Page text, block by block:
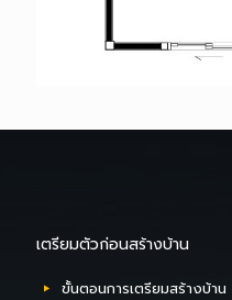
เตรียมตัวก่อนสร้างบ้าน
ขั้นตอนการเตรียมสร้างบ้าน